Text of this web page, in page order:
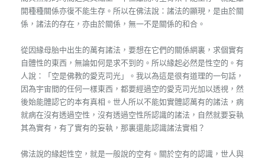
開種種關係亦復不能生存。所以在佛法說：諸法的顯現，是由於關
係，諸法的存在，亦由於關係，無一不是關係的和合。
從因緣母胎中出生的萬有諸法，要想在它們的關係網裏，求個實有
自體性的東西，無論如何是求不到的。所以緣起必然是性空的。有
人說：「空是佛教的愛克司光」。我以為這是很有道理的一句話，
因為宇宙間的任何一樣東西，都要經過空的愛克司光加以透視，然
後始能體認它的本有真相。世人所以不能如實體認萬有的諸法，病
就病在沒有透過空性，沒有透過空性所認識的諸法，自然就要妄執
其為實有，有了實有的妄執，那裏還能認識諸法實相？
佛法說的緣起性空，就是一般說的空有。關於空有的認識，世人與